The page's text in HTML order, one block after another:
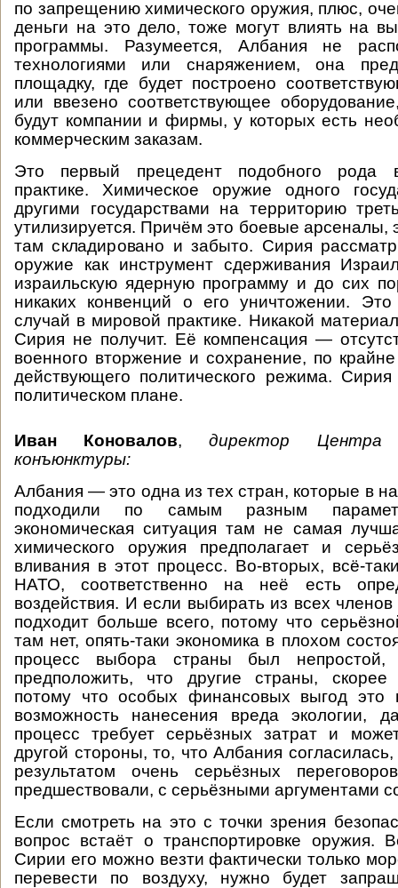
по запрещению химического оружия, плюс,
деньги на это дело, тоже могут влиять на
программы. Разумеется, Албания не
технологиями или снаряжением, она
площадку, где будет построено
или ввезено соответствующее
будут компании и фирмы, у которых есть
коммерческим заказам.
Это первый прецедент подобного рода
практике. Химическое оружие одного
другими государствами на территорию
утилизируется. Причём это боевые арсеналы,
там складировано и забыто. Сирия
оружие как инструмент сдерживания
израильскую ядерную программу и до сих
никаких конвенций о его уничтожении. Это
случай в мировой практике. Никакой
Сирия не получит. Её компенсация —
военного вторжение и сохранение, по
действующего политического режима.
политическом плане.
Иван Коновалов,директор Центра
конъюнктуры:
Албания — это одна из тех стран, которые в
подходили по самым разным
экономическая ситуация там не самая
химического оружия предполагает и
вливания в этот процесс. Во-вторых, всё-
НАТО, соответственно на неё есть
воздействия. И если выбирать из всех
подходит больше всего, потому что
там нет, опять-таки экономика в плохом
процесс выбора страны был
предположить, что другие страны, скорее
потому что особых финансовых выгод это
возможность нанесения вреда
процесс требует серьёзных затрат и
другой стороны, то, что Албания
результатом очень серьёзных
предшествовали, с серьёзными аргументами
Если смотреть на это с точки зрения
вопрос встаёт о транспортировке оружия.
Сирии его можно везти фактически только
перевести по воздуху, нужно будет